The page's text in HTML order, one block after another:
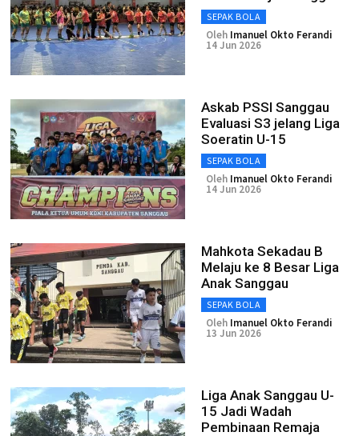
SEPAK BOLA
Oleh Imanuel Okto Ferandi
14 Jun 2026
Askab PSSI Sanggau
Evaluasi S3 jelang Liga
Soeratin U-15
SEPAK BOLA
Oleh Imanuel Okto Ferandi
14 Jun 2026
Mahkota Sekadau B
Melaju ke 8 Besar Liga
Anak Sanggau
SEPAK BOLA
Oleh Imanuel Okto Ferandi
13 Jun 2026
Liga Anak Sanggau U-
15 Jadi Wadah
Pembinaan Remaja